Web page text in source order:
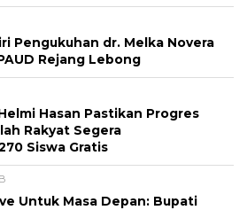
Pengukuhan dr. Melka Novera
Rejang Lebong
Hasan Pastikan Progres
Rakyat Segera
Siswa Gratis
Untuk Masa Depan: Bupati